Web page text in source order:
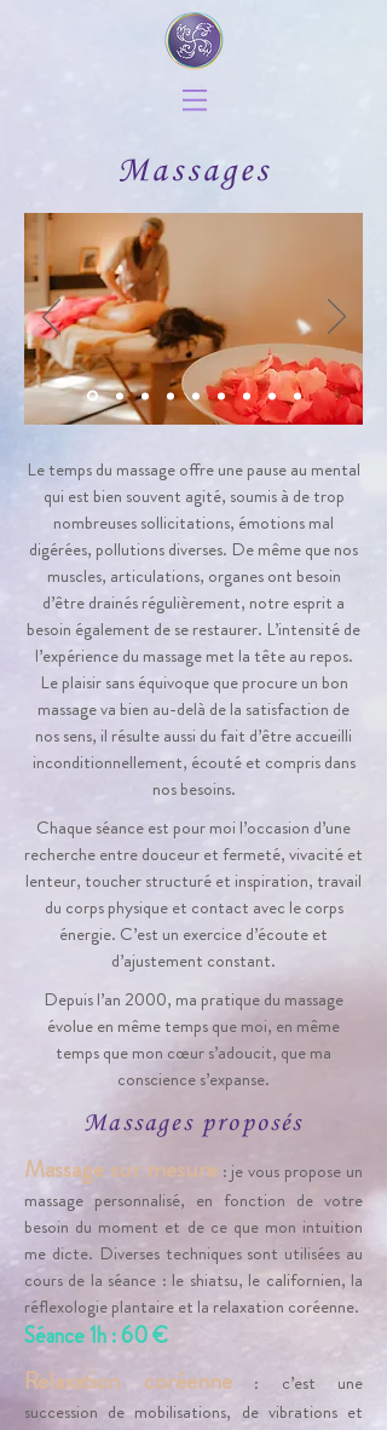
Massages
Le temps du massage offre une pause au mental
qui est bien souvent agité, soumis à de trop
nombreuses sollicitations, émotions mal
digérées, pollutions diverses. De même que nos
muscles, articulations, organes ont besoin
d’être drainés régulièrement, notre esprit a
besoin également de se restaurer. L’intensité de
l’expérience du massage met la tête au repos.
Le plaisir sans équivoque que procure un bon
massage va bien au-delà de la satisfaction de
nos sens, il résulte aussi du fait d’être accueilli
inconditionnellement, écouté et compris dans
nos besoins.
Chaque séance est pour moi l’occasion d’une
recherche entre douceur et fermeté, vivacité et
lenteur, toucher structuré et inspiration, travail
du corps physique et contact avec le corps
énergie. C’est un exercice d’écoute et
d’ajustement constant.
Depuis l’an 2000, ma pratique du massage
évolue en même temps que moi, en même
temps que mon cœur s’adoucit, que ma
conscience s’expanse.
Massages proposés
Massage sur mesure : je vous propose un
massage personnalisé, en fonction de votre
besoin du moment et de ce que mon intuition
me dicte. Diverses techniques sont utilisées au
cours de la séance : le shiatsu, le californien, la
réflexologie plantaire et la relaxation coréenne.
Séance 1h : 60 €
Relaxation coréenne: c’est une
succession de mobilisations, de vibrations et